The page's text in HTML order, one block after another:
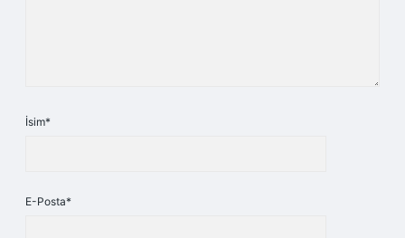
İsim*
E-Posta*